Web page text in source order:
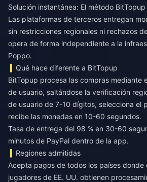
Solución instantánea: El método BitTopup
Las plataformas de terceros entregan
sin restricciones regionales ni rechazos
opera de forma independiente a la
Poppo.
Qué hace diferente a BitTopup
BitTopup procesa las compras mediante
de usuario, saltándose la verificación
de usuario de 7-10 dígitos, selecciona el
recibe las monedas en 10-60 segundos.
Tasa de entrega del 98 % en 30-60
minutos de PayPal dentro de la app.
Regiones admitidas
Acepta pagos de todos los países donde
jugadores de EE. UU. obtienen